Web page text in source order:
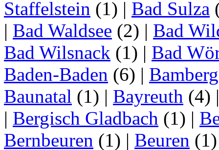
Staffelstein (1) | Bad Sulza
| Bad Waldsee (2) | Bad
Bad Wilsnack (1) | Bad
Baden-Baden (6) | Bamberg
Baunatal (1) | Bayreuth (4)
| Bergisch Gladbach (1) |
Bernbeuren (1) | Beuren